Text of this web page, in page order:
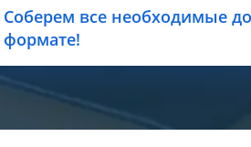
Соберем все необходимые
формате!
персональных данных». Для связи
Политика оператора в
dolgi28.ru/politika-konfidencialnosti